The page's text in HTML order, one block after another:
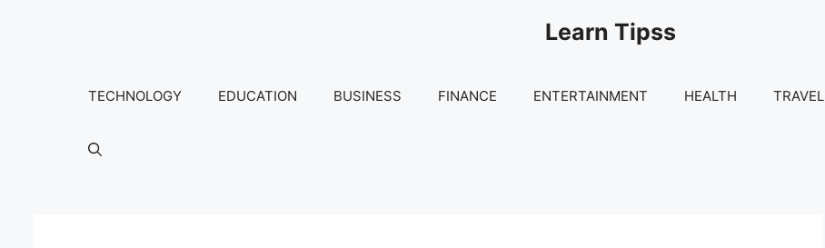
Learn Tipss
TECHNOLOGY EDUCATION BUSINESS FINANCE ENTERTAINMENT HEALTH TRAVEL